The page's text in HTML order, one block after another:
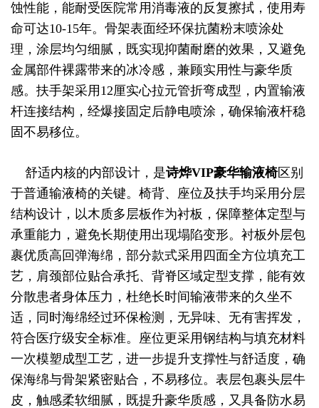
蚀性能，能耐受医院常用消毒液的反复擦拭，使用寿
命可达10-15年。骨架表面经环保抗菌粉末喷涂处
理，涂层均匀细腻，既实现抑菌耐磨的效果，又避免
金属部件裸露带来的冰冷感，兼顾实用性与豪华质
感。扶手架采用12厘实心拉元管折弯成型，内置输液
杆连接结构，经爆接固定后静电喷涂，确保输液杆稳
固不易移位。
舒适内核的内部设计，是诗烨VIP豪华输液椅区别
于普通输液椅的关键。椅背、座位及扶手均采用分层
结构设计，以木质多层板作为衬板，保障整体定型与
承重能力，避免长期使用出现塌陷变形。衬板外层包
裹优质高回弹海绵，部分款式采用四面全方位填充工
艺，肩颈部位贴合承托、背脊区域定型支撑，能有效
分散患者身体压力，杜绝长时间输液带来的久坐不
适，同时海绵经过环保检测，无异味、无有害挥发，
符合医疗级安全标准。座位更采用钢结构与填充材料
一次模塑成型工艺，进一步提升支撑性与舒适度，确
保海绵与骨架紧密贴合，不易移位。表层包裹头层牛
皮，触感柔软细腻，既提升豪华质感，又具备防水易